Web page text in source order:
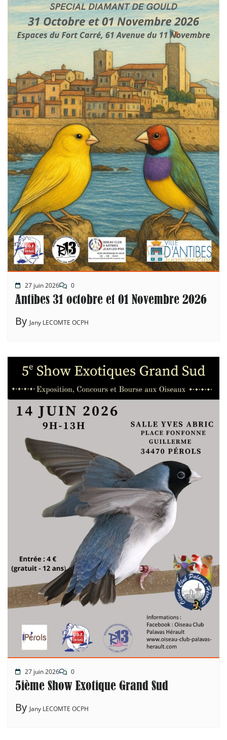
27 juin 2026 0
Antibes 31 octobre et 01 Novembre 2026
By Jany LECOMTE OCPH
27 juin 2026 0
5ième Show Exotique Grand Sud
By Jany LECOMTE OCPH